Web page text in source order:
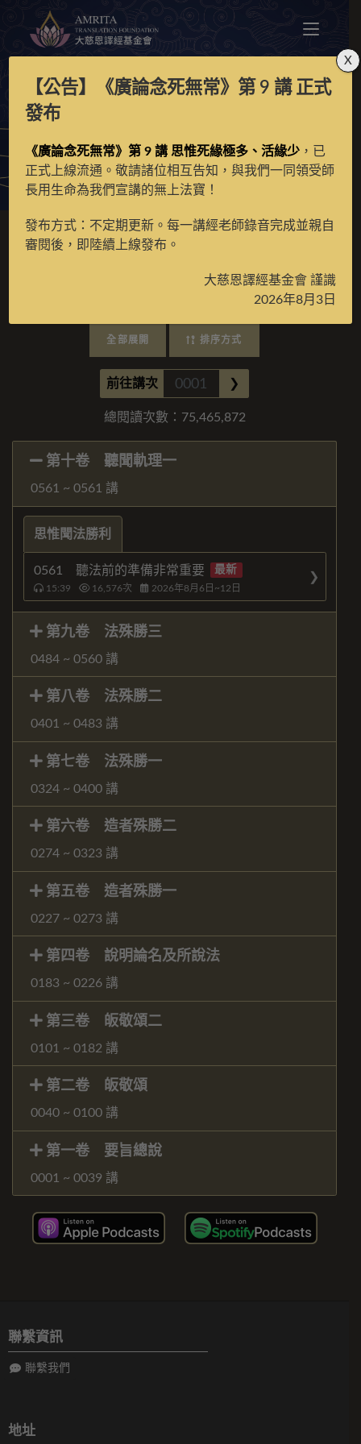
> 線上課程 > 師長開示 > 真如老師 > 廣海明月
真如老師 》廣海明月
全部展開 排序方式
前往講次 ❯
總閱讀次數： 75,465,872
第十卷 聽聞軌理一
0561 ~ 0561 講
思惟聞法勝利
0561 聽法前的準備非常重要 最新
15:39 16,576次 2026年8月6日~12日
第九卷 法殊勝三
0484 ~ 0560 講
第八卷 法殊勝二
0401 ~ 0483 講
第七卷 法殊勝一
0324 ~ 0400 講
第六卷 造者殊勝二
0274 ~ 0323 講
第五卷 造者殊勝一
0227 ~ 0273 講
第四卷 說明論名及所說法
0183 ~ 0226 講
第三卷 皈敬頌二
0101 ~ 0182 講
第二卷 皈敬頌
0040 ~ 0100 講
第一卷 要旨總說
0001 ~ 0039 講
聯繫資訊
聯繫我們
地址
【公告】 《廣論念死無常》第 9 講正式
發布
《廣論念死無常》第 9 講 思惟死緣極多、活緣少 ，已
正式上線流通。敬請諸位相互告知，與我們一同領受師
長用生命為我們宣講的無上法寶！
發布方式：不定期更新。每一講經老師錄音完成並親自
審閱後，即陸續上線發布。
大慈恩譯經基金會 謹識
2026年8月3日
X